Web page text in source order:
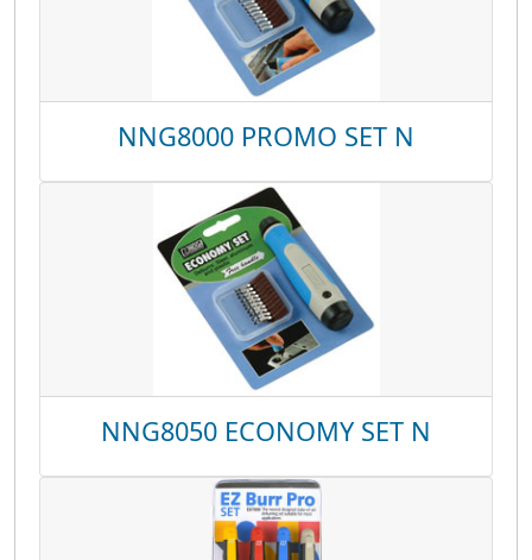
NNG8000 PROMO SET N
NNG8050 ECONOMY SET N